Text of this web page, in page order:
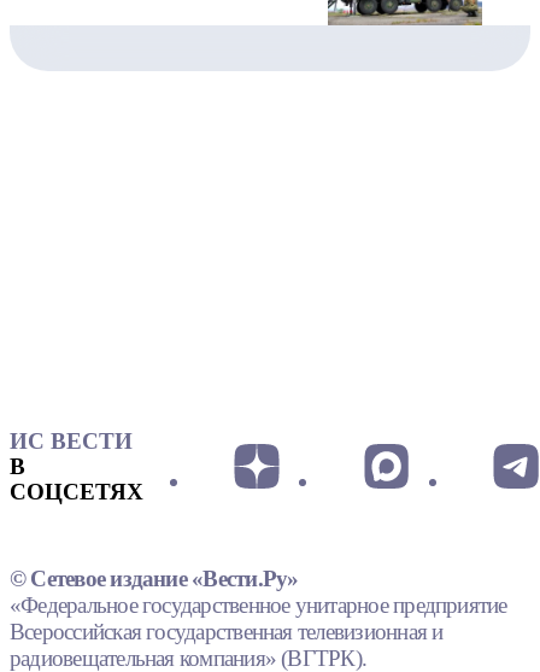
ИС ВЕСТИ
В
СОЦСЕТЯХ
© Сетевое издание «Вести.Ру»
«Федеральное государственное унитарное предприятие
Всероссийская государственная телевизионная и
радиовещательная компания» (ВГТРК).